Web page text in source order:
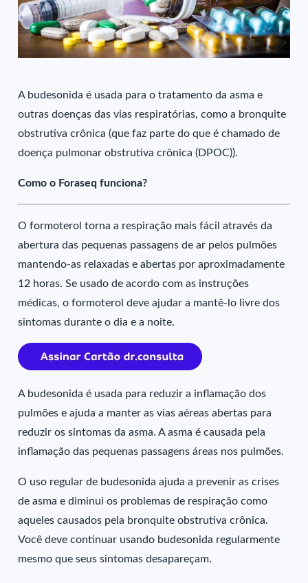
A budesonida é usada para o tratamento da asma e
outras doenças das vias respiratórias, como a bronquite
obstrutiva crônica (que faz parte do que é chamado de
doença pulmonar obstrutiva crônica (DPOC)).
Como o Foraseq funciona?
O formoterol torna a respiração mais fácil através da
abertura das pequenas passagens de ar pelos pulmões
mantendo-as relaxadas e abertas por aproximadamente
12 horas. Se usado de acordo com as instruções
médicas, o formoterol deve ajudar a mantê-lo livre dos
sintomas durante o dia e a noite.
A budesonida é usada para reduzir a inflamação dos
pulmões e ajuda a manter as vias aéreas abertas para
reduzir os sintomas da asma. A asma é causada pela
inflamação das pequenas passagens áreas nos pulmões.
O uso regular de budesonida ajuda a prevenir as crises
de asma e diminui os problemas de respiração como
aqueles causados pela bronquite obstrutiva crônica.
Você deve continuar usando budesonida regularmente
mesmo que seus sintomas desapareçam.